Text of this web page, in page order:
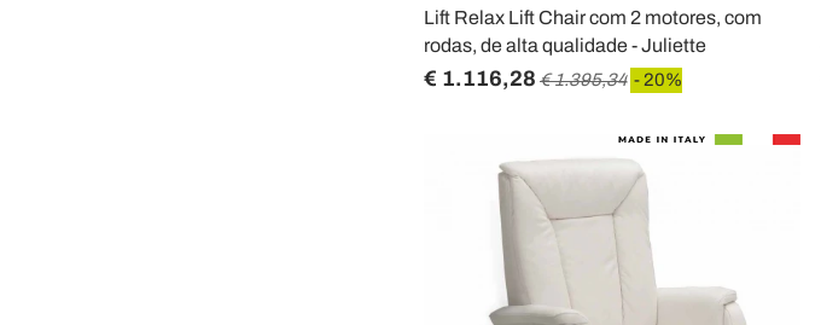
Lift Relax Lift Chair com 2 motores, com
rodas, de alta qualidade - Juliette
€ 1.116,28 € 1.395,34 - 20%